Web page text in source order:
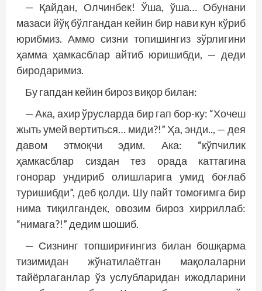
— Қайдан, Олчинбек! Ўша, ўша… Обунани
мазаси йўқ бўлгандан кейин бир нави кун кўриб
юрибмиз. Аммо сизни топишингиз зўрлигини
ҳамма ҳамкасблар айтиб юришибди, — деди
биродаримиз.
Бу гапдан кейин бироз виқор билан:
— Ака, ахир ўрусларда бир гап бор-ку: “Хочеш
жыть умей вертиться… миди?!” Ҳа, энди.., — дея
давом этмоқчи эдим. Ака: “кўпчилик
ҳамкасблар сиздан тез орада каттагина
гонорар ундириб олиш­ларига умид боғлаб
туришибди”, деб қолди. Шу пайт томоғимга бир
нима тиқилгандек, овозим бироз хирриллаб:
“нимага?!” дедим шошиб.
— Сизнинг топшириғингиз билан бош­қарма
тизимидан жўнатилаётган мақолаларни
тайёрлаганлар ўз услубларидан ижодларини